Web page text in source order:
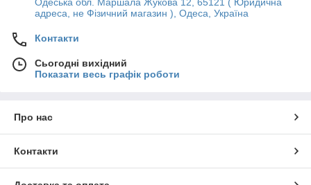
адреса, не Фізичний магазин ), Одеса, Україна
Контакти
Сьогодні вихідний
Показати весь графік роботи
Про нас
Контакти